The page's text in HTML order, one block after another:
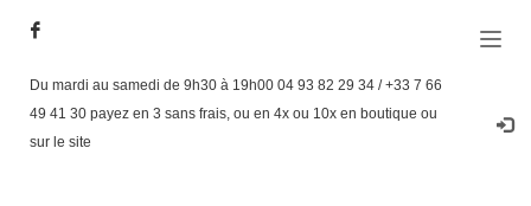
Du mardi au samedi de 9h30 à 19h00 04 93 82 29 34 / +33 7 66
49 41 30 payez en 3 sans frais, ou en 4x ou 10x en boutique ou
sur le site